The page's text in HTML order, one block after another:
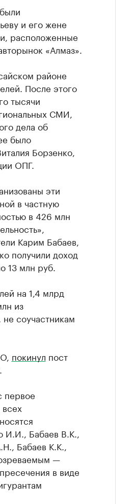
и его жене
расположенные
«Алмаз».
районе
После этого
тысячи
СМИ,
дела об
было
Борзенко,
ОПГ.
эти
в частную
в 426 млн
Карим Бабаев,
получили доход
13 млн руб.
на 1,4 млрд
из
соучастникам
покинул пост
первое
Бабаев В.К.,
Бабаев К.К.,
—
в виде